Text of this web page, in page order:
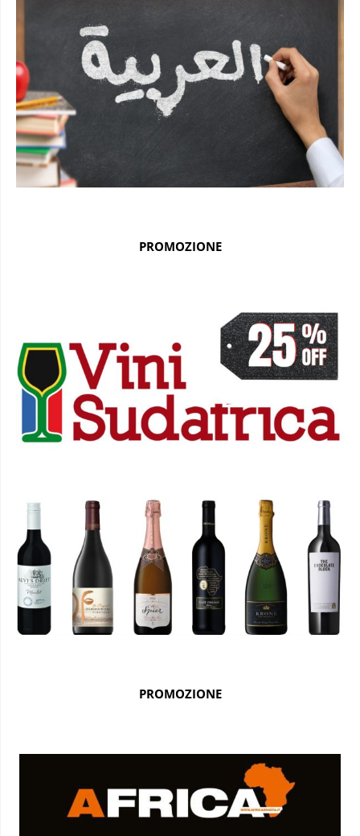
PROMOZIONE
PROMOZIONE